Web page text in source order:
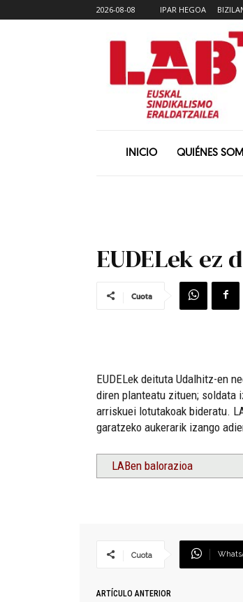
2026-08-08 IPAR HEGOA
INICIO QUIÉNES
EUDELek
Cuota
EUDELek deituta Udalhitz-en
diren planteatu zituen; soldata
arriskuei lotutakoak bideratu.
garatzeko aukerarik izango
LABen balorazioa
Cuota
ARTÍCULO ANTERIOR